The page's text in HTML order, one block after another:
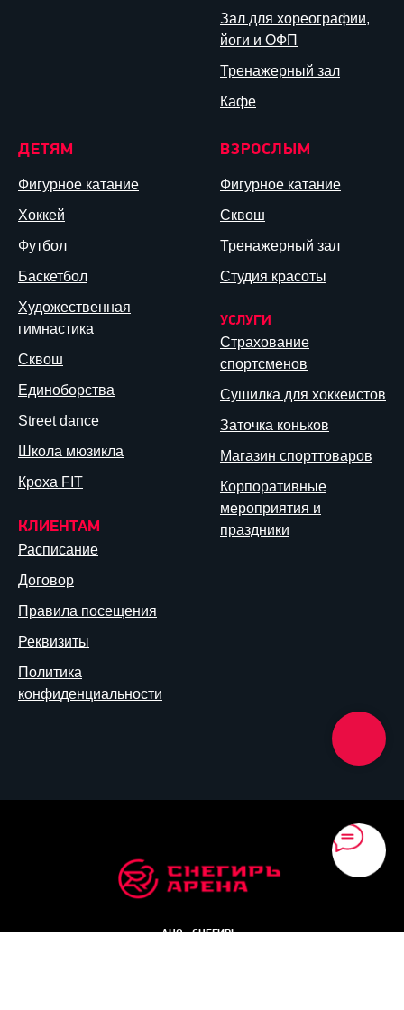
Зал для хореографии,
йоги и ОФП
Тренажерный зал
Кафе
ДЕТЯМ
Фигурное катание
Хоккей
Футбол
Баскетбол
Художественная
гимнастика
Сквош
Единоборства
Street dance
Школа мюзикла
Кроха FIT
КЛИЕНТАМ
Расписание
Договор
Правила посещения
Реквизиты
Политика
конфиденциальности
ВЗРОСЛЫМ
Фигурное катание
Сквош
Тренажерный зал
Студия красоты
УСЛУГИ
Страхование
спортсменов
Сушилка для хоккеистов
Заточка коньков
Магазин спорттоваров
Корпоративные
мероприятия и
праздники
АНО «СНЕГИРЬ»